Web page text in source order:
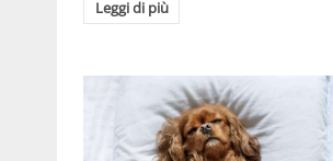
Leggi di più